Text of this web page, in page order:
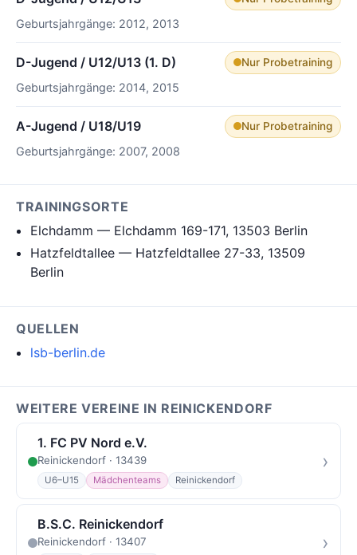
Geburtsjahrgänge: 2012, 2013
D-Jugend / U12/U13 (1. D) Nur Probetraining
Geburtsjahrgänge: 2014, 2015
A-Jugend / U18/U19 Nur Probetraining
Geburtsjahrgänge: 2007, 2008
TRAININGSORTE
Elchdamm — Elchdamm 169-171, 13503 Berlin
Hatzfeldtallee — Hatzfeldtallee 27-33, 13509
Berlin
QUELLEN
lsb-berlin.de
WEITERE VEREINE IN REINICKENDORF
1. FC PV Nord e.V.
Reinickendorf · 13439
U6–U15 Mädchenteams Reinickendorf
›
B.S.C. Reinickendorf
Reinickendorf · 13407 ›